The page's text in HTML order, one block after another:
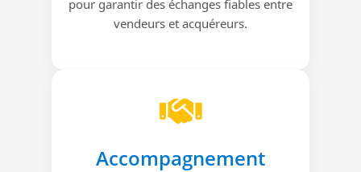
pour garantir des échanges fiables entre
vendeurs et acquéreurs.
Accompagnement